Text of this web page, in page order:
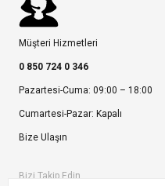
Müşteri Hizmetleri
0 850 724 0 346
Pazartesi-Cuma: 09:00 – 18:00
Cumartesi-Pazar: Kapalı
Bize Ulaşın
Bizi Takip Edin